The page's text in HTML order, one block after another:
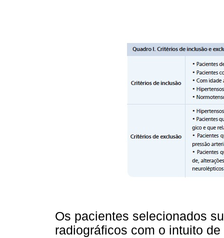
Os pacientes selecionados
radiográficos com o intuito